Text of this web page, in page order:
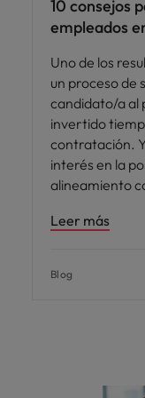
10 consejos
empleados
Uno de los
un proceso de
candidato/a al
invertido
contratación.
interés en la
alineamiento
Leer más
Blog